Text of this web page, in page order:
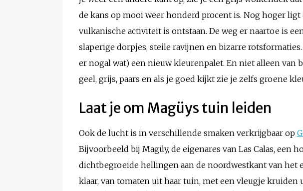
de kans op mooi weer honderd procent is. Nog hoger ligt
vulkanische activiteit is ontstaan. De weg er naartoe is
slaperige dorpjes, steile ravijnen en bizarre
er nogal wat) een nieuw kleurenpalet. En niet alleen van
geel, grijs, paars en als je goed kijkt zie je zelfs groene
Laat je om Magüys tuin leiden
Ook de lucht is in verschillende smaken verkrijgbaar op
Bijvoorbeeld bij Magüy, de eigenares van Las Calas, een
dichtbegroeide hellingen aan de noordwestkant van het
klaar, van tomaten uit haar tuin, met een vleugje